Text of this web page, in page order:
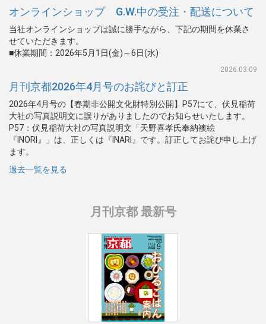
オンラインショップ G.W.中の受注・配送について
当社オンラインショップは誠に勝手ながら、下記の期間を休業さ
せていただきます。
■休業期間：2026年5月1日(金)～6日(水)
2026.03.09
月刊京都2026年4月号のお詫びと訂正
2026年4月号の【春期非公開文化財特別公開】P57にて、伏見稲荷
大社の写真説明文に誤りがありましたのでお知らせいたします。
P57：伏見稲荷大社の写真説明文「天野喜孝氏奉納襖絵
『INORI』」は、正しくは『INARI』です。訂正してお詫び申し上げ
ます。
過去一覧を見る
月刊京都 最新号